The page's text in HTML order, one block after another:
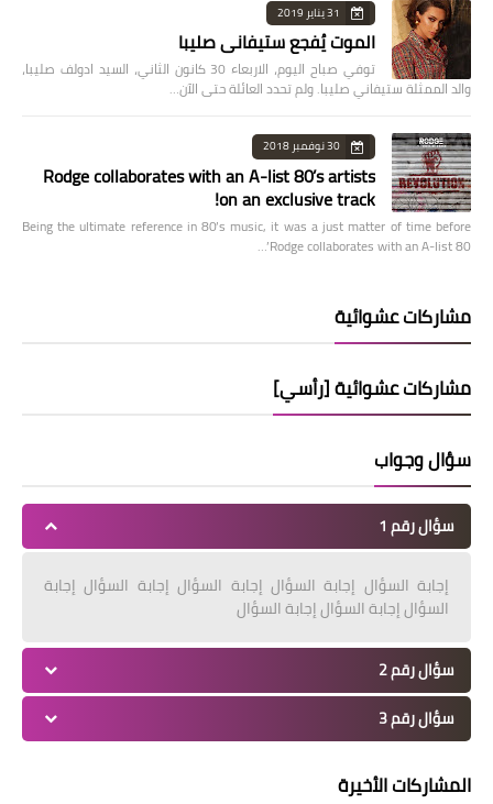
31 يناير 2019
الموت يُفجع ستيفاني صليبا
توفي صباح اليوم، الاربعاء 30 كانون الثاني، السيد ادولف صليبا،
والد الممثلة ستيفاني صليبا. ولم تحدد العائلة حتى الآن…
30 نوفمبر 2018
Rodge collaborates with an A-list 80’s artists
on an exclusive track!
Being the ultimate reference in 80’s music, it was a just matter of time before
Rodge collaborates with an A-list 80’…
مشاركات عشوائية
مشاركات عشوائية [رأسي]
سؤال وجواب
سؤال رقم 1
إجابة السؤال إجابة السؤال إجابة السؤال إجابة السؤال إجابة
السؤال إجابة السؤال إجابة السؤال
سؤال رقم 2
سؤال رقم 3
المشاركات الأخيرة